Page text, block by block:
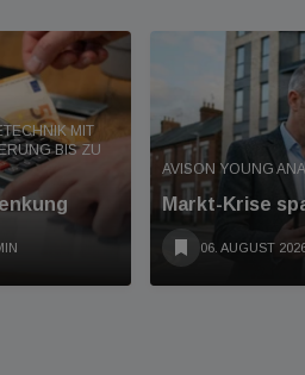
MIT
BIS ZU
AVISON YOUNG
Markt-Krise
06. AUGUST